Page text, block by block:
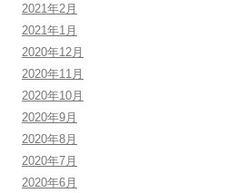
2021年2月
2021年1月
2020年12月
2020年11月
2020年10月
2020年9月
2020年8月
2020年7月
2020年6月